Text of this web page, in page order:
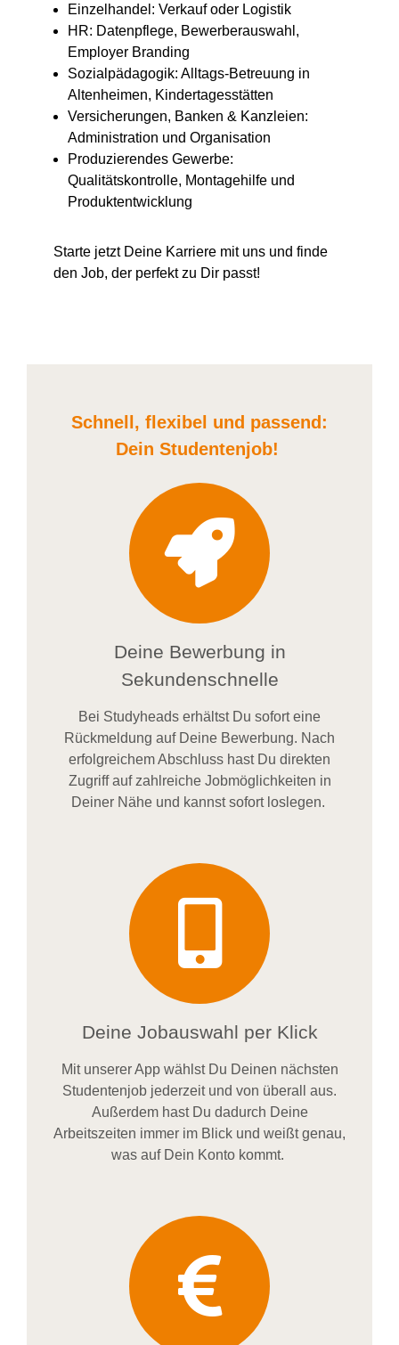
Einzelhandel: Verkauf oder Logistik
HR: Datenpflege, Bewerberauswahl,
Employer Branding
Sozialpädagogik: Alltags-Betreuung in
Altenheimen, Kindertagesstätten
Versicherungen, Banken & Kanzleien:
Administration und Organisation
Produzierendes Gewerbe:
Qualitätskontrolle, Montagehilfe und
Produktentwicklung
Starte jetzt Deine Karriere mit uns und finde
den Job, der perfekt zu Dir passt!
Schnell, flexibel und passend:
Dein Studentenjob!
Deine Bewerbung in
Sekundenschnelle
Bei Studyheads erhältst Du sofort eine
Rückmeldung auf Deine Bewerbung. Nach
erfolgreichem Abschluss hast Du direkten
Zugriff auf zahlreiche Jobmöglichkeiten in
Deiner Nähe und kannst sofort loslegen.
Deine Jobauswahl per Klick
Mit unserer App wählst Du Deinen nächsten
Studentenjob jederzeit und von überall aus.
Außerdem hast Du dadurch Deine
Arbeitszeiten immer im Blick und weißtgenau,
was auf Dein Konto kommt.